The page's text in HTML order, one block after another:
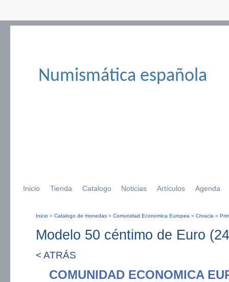
Numismática española
Inicio Tienda Catalogo Noticias Artículos Agenda
Inicio » Catalogo de monedas » Comunidad Economica Europea » Croacia »
Modelo 50 céntimo de Euro
< ATRÁS
COMUNIDAD ECONOMICA